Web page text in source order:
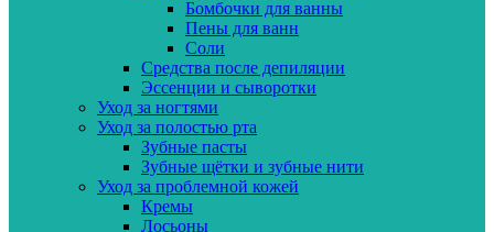
Бомбочки для ванны
Пены для ванн
Соли
Средства после депиляции
Эссенции и сыворотки
Уход за ногтями
Уход за полостью рта
Зубные пасты
Зубные щётки и зубные нити
Уход за проблемной кожей
Кремы
Лосьоны